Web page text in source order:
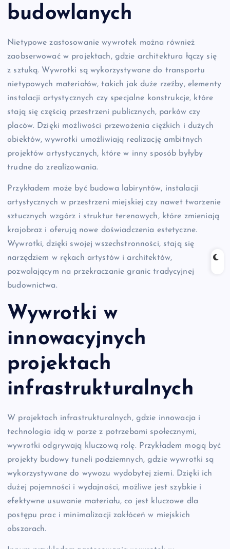
budowlanych
Nietypowe zastosowanie wywrotek można również
zaobserwować w projektach, gdzie architektura łączy się
z sztuką. Wywrotki są wykorzystywane do transportu
nietypowych materiałów, takich jak duże rzeźby, elementy
instalacji artystycznych czy specjalne konstrukcje, które
stają się częścią przestrzeni publicznych, parków czy
placów. Dzięki możliwości przewożenia ciężkich i dużych
obiektów, wywrotki umożliwiają realizację ambitnych
projektów artystycznych, które w inny sposób byłyby
trudne do zrealizowania.
Przykładem może być budowa labiryntów, instalacji
artystycznych w przestrzeni miejskiej czy nawet tworzenie
sztucznych wzgórz i struktur terenowych, które zmieniają
krajobraz i oferują nowe doświadczenia estetyczne.
Wywrotki, dzięki swojej wszechstronności, stają się
narzędziem w rękach artystów i architektów,
pozwalającym na przekraczanie granic tradycyjnej
budownictwa.
Wywrotki w
innowacyjnych
projektach
infrastrukturalnych
W projektach infrastrukturalnych, gdzie innowacja i
technologia idą w parze z potrzebami społecznymi,
wywrotki odgrywają kluczową rolę. Przykładem mogą być
projekty budowy tuneli podziemnych, gdzie wywrotki są
wykorzystywane do wywozu wydobytej ziemi. Dzięki ich
dużej pojemności i wydajności, możliwe jest szybkie i
efektywne usuwanie materiału, co jest kluczowe dla
postępu prac i minimalizacji zakłóceń w miejskich
obszarach.